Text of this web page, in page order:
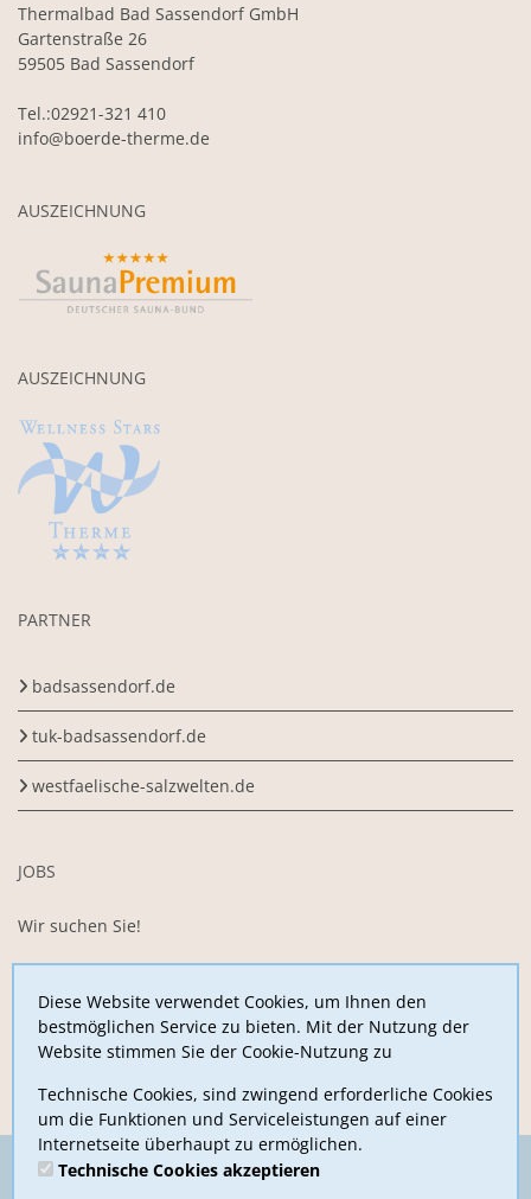
Thermalbad Bad Sassendorf GmbH
Gartenstraße 26
59505 Bad Sassendorf
Tel.:02921-321 410
info@boerde-therme.de
AUSZEICHNUNG
AUSZEICHNUNG
PARTNER
badsassendorf.de
tuk-badsassendorf.de
westfaelische-salzwelten.de
JOBS
Wir suchen Sie!
begeisterungsfähig und belastbar und möchten uns mit Ihrer
Arbeitskraft unterstützen?
Diese Website verwendet Cookies, um Ihnen den
bestmöglichen Service zu bieten. Mit der Nutzung der
Website stimmen Sie der Cookie-Nutzung zu
Technische Cookies, sind zwingend erforderliche Cookies
um die Funktionen und Serviceleistungen auf einer
Internetseite überhaupt zu ermöglichen.
Technische Cookies akzeptieren